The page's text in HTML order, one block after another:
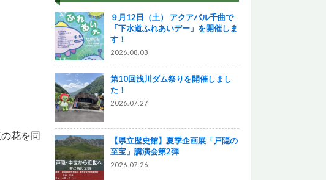
花を同
９月12日（土） アクアパル千曲で
「下水道ふれあいデー」を開催しま
す！
2026.08.03
第10回浅川ダム祭りを開催しまし
た！
2026.07.27
【県立歴史館】夏季企画展「戸隠の
至宝」講演会第2弾
2026.07.26